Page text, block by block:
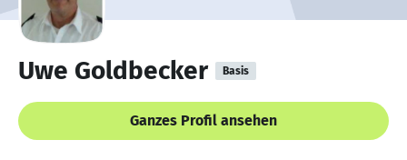
Uwe Goldbecker Basis
Ganzes Profil ansehen